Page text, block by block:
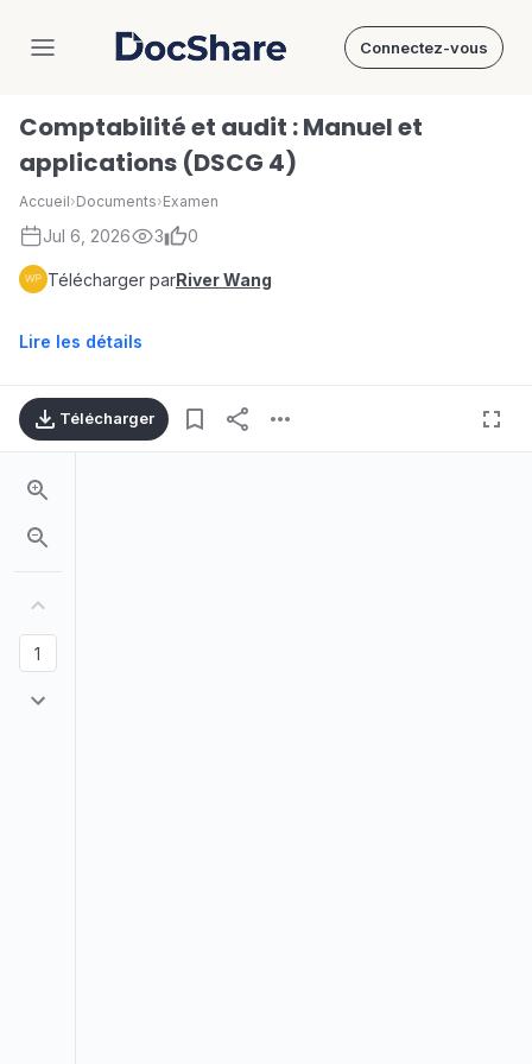
DocShare Connectez-vous
Comptabilité et audit : Manuel et
applications (DSCG 4)
Accueil›Documents›Examen
Jul 6, 2026 3 0
Télécharger parRiver Wang
Lire les détails
Télécharger